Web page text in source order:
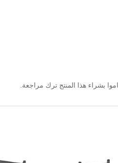
بشراء هذا المنتج ترك مراجعة.